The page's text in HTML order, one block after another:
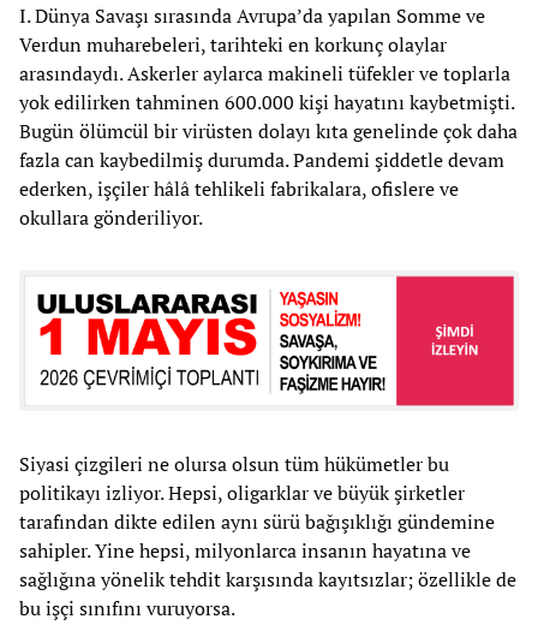
I. Dünya Savaşı sırasında Avrupa’da yapılan Somme ve
Verdun muharebeleri, tarihteki en korkunç olaylar
arasındaydı. Askerler aylarca makineli tüfekler ve toplarla
yok edilirken tahminen 600.000 kişi hayatını kaybetmişti.
Bugün ölümcül bir virüsten dolayı kıta genelinde çok daha
fazla can kaybedilmiş durumda. Pandemi şiddetle devam
ederken, işçiler hâlâ tehlikeli fabrikalara, ofislere ve
okullara gönderiliyor.
Siyasi çizgileri ne olursa olsun tüm hükümetler bu
politikayı izliyor. Hepsi, oligarklar ve büyük şirketler
tarafından dikte edilen aynı sürü bağışıklığı gündemine
sahipler. Yine hepsi, milyonlarca insanın hayatına ve
sağlığına yönelik tehdit karşısında kayıtsızlar; özellikle de
bu işçi sınıfını vuruyorsa.